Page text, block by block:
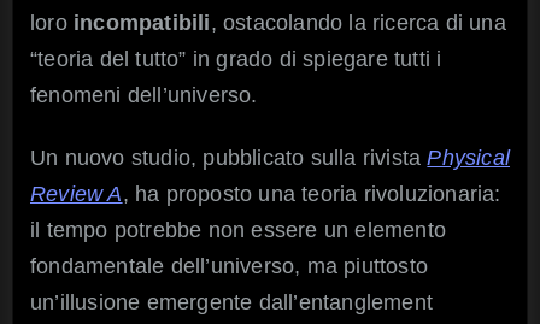
loro incompatibili, ostacolando la ricerca di una
“teoria del tutto” in grado di spiegare tutti i
fenomeni dell’universo.
Un nuovo studio, pubblicato sulla rivistaPhysical
Review A, ha proposto una teoria rivoluzionaria:
il tempo potrebbe non essere un elemento
fondamentale dell’universo, ma piuttosto
un’illusione emergente dall’entanglement